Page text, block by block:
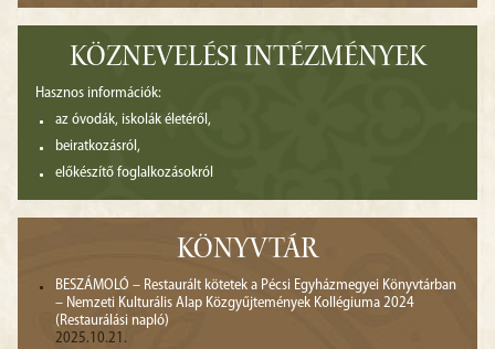
KÖZNEVELÉSI INTÉZMÉNYEK
Hasznos információk:
az óvodák, iskolák életéről,
beiratkozásról,
előkészítő foglalkozásokról
KÖNYVTÁR
BESZÁMOLÓ – Restaurált kötetek a Pécsi Egyházmegyei Könyvtárban
– Nemzeti Kulturális Alap Közgyűjtemények Kollégiuma 2024
(Restaurálási napló)
2025.10.21.